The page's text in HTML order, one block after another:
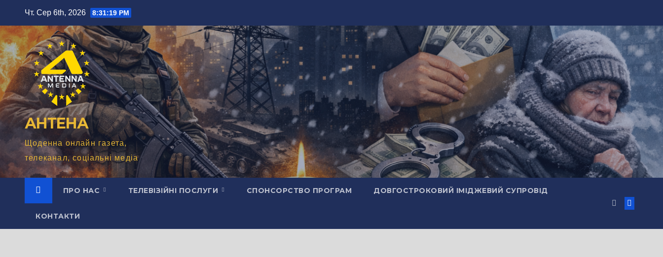
вмісту
Чт. Сер 6th, 2026 8:31:20 PM
АНТЕНА
Щоденна онлайн газета,
телеканал, соціальні медіа
ПРО НАС ТЕЛЕВІЗІЙНІ ПОСЛУГИ СПОНСОРСТВО ПРОГРАМ ДОВГОСТРОКОВИЙ ІМІДЖЕВИЙ СУПРОВІД
КОНТАКТИ